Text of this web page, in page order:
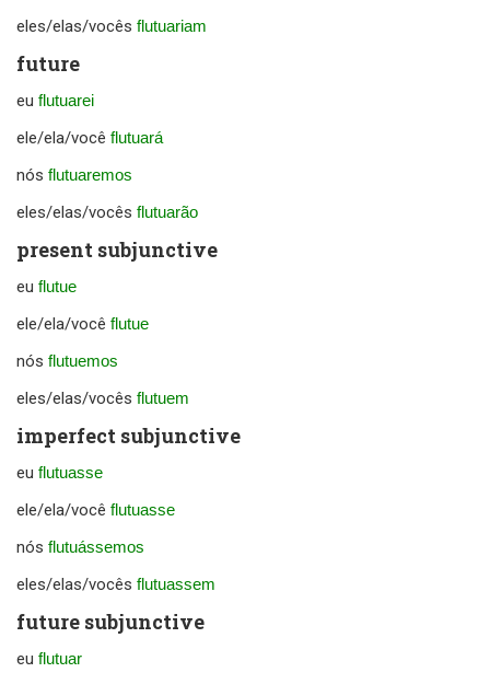
eles/elas/vocês flutuariam
future
eu flutuarei
ele/ela/você flutuará
nós flutuaremos
eles/elas/vocês flutuarão
present subjunctive
eu flutue
ele/ela/você flutue
nós flutuemos
eles/elas/vocês flutuem
imperfect subjunctive
eu flutuasse
ele/ela/você flutuasse
nós flutuássemos
eles/elas/vocês flutuassem
future subjunctive
eu flutuar